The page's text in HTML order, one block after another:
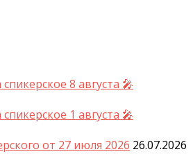
8 августа 🎤
1 августа 🎤
от 27 июля 2026 26.07.2026